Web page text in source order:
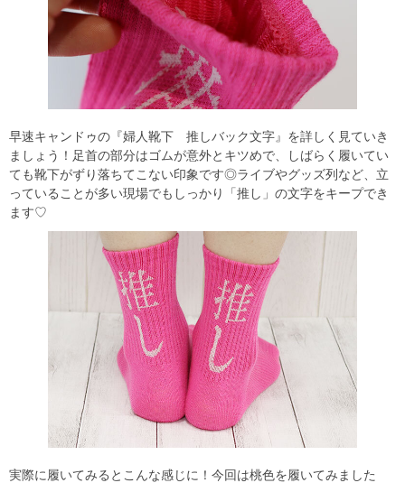
早速キャンドゥの『婦人靴下 推しバック文字』を詳しく見ていき
ましょう！足首の部分はゴムが意外とキツめで、しばらく履いてい
ても靴下がずり落ちてこない印象です◎ライブやグッズ列など、立
っていることが多い現場でもしっかり「推し」の文字をキープでき
ます♡
実際に履いてみるとこんな感じに！今回は桃色を履いてみました